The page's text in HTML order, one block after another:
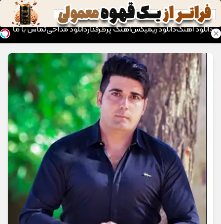
موزیک تار
دانلود آهنگدانلود ریمیکسآهنگ پرطرفداردانلود مداحیتماس با ما